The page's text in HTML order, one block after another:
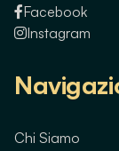
Facebook
Instagram
Chi Siamo